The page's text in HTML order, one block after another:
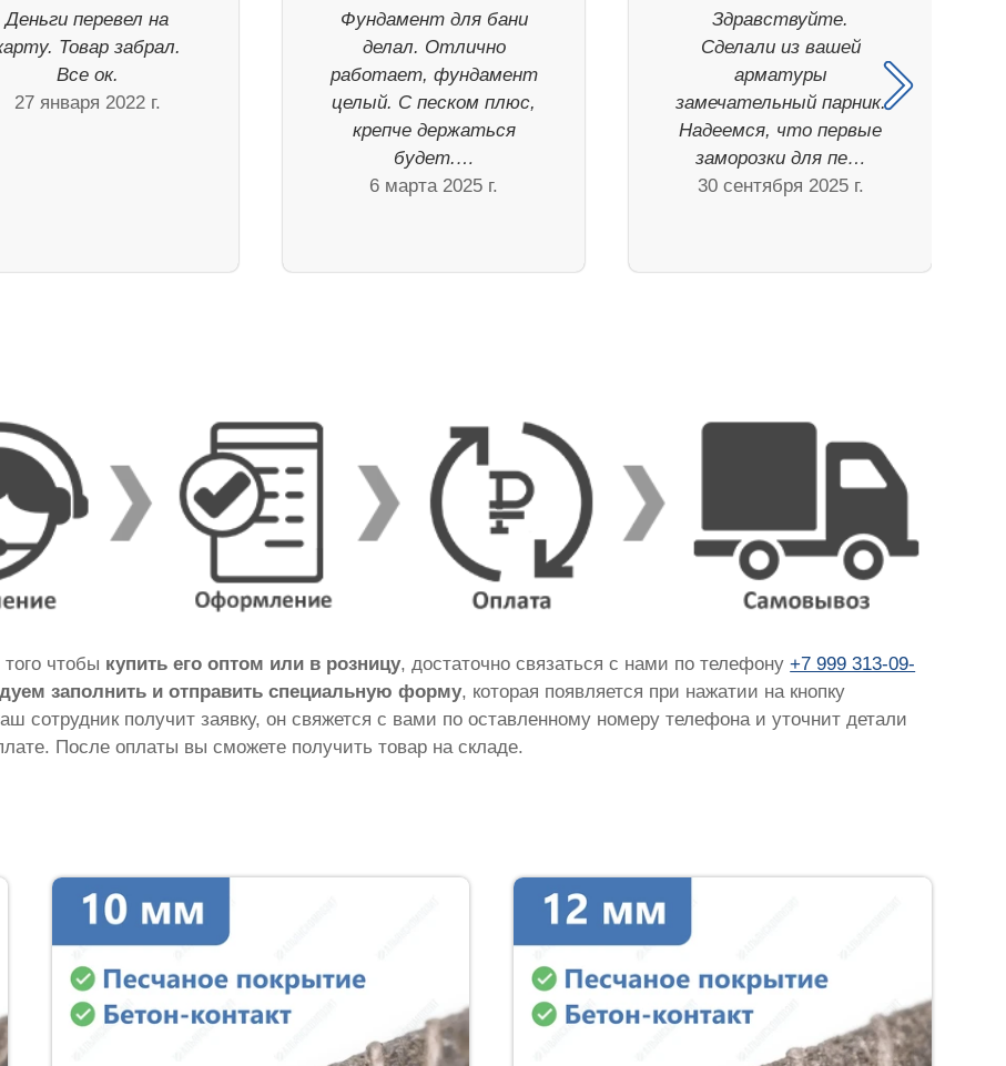
Деньги перевел на
Товар забрал.
Все ок.
27 января 2022 г.
Фундамент для бани
делал. Отлично
работает, фундамент
целый. С песком плюс,
крепче держаться
будет.…
6 марта 2025 г.
Здравствуйте.
Сделали из вашей
арматуры
замечательный парник.
Надеемся, что первые
заморозки для пе…
30 сентября 2025 г.
чтобы купить его оптом или в розницу, достаточно связаться с нами по телефону+7 999 313-09-
заполнить и отправить специальную форму, которая появляется при нажатии на кнопку
сотрудник получит заявку, он свяжется с вами по оставленному номеру телефона и уточнит детали
После оплаты вы сможете получить товар на складе.